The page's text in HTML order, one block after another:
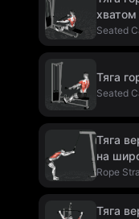
хватом
Seated
Тяга
Seated
Тяга
на
Rope
Тяга